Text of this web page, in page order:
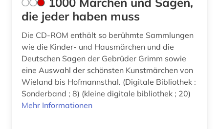
babylonisch (1)
balkanromanistik (2)
barock (1)
baudenkmal (1)
Japan (3)
Jugoslawien (3)
Kanada (3)
Korea (1)
Kroatien (3)
die jeder haben muss
Die CD-ROM enthält so berühmte Sammlungen
wie die Kinder- und Hausmärchen und die
Deutschen Sagen der Gebrüder Grimm sowie
eine Auswahl der schönsten Kunstmärchen von
Wieland bis Hofmannsthal. (Digitale Bibliothek :
Sonderband ; 8) (kleine digitale bibliothek ; 20)
Mehr Informationen